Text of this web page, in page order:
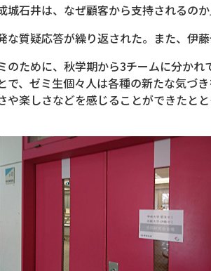
石井は、なぜ顧客から支持されるのか
な質疑応答が繰り返された。また、伊
のために、秋学期から3チームに分か
で、ゼミ生個々人は各種の新たな気づ
や楽しさなどを感じることができたと